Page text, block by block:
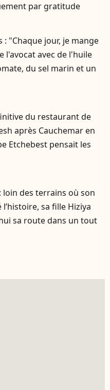
par gratitude
: "Chaque jour, je mange
l'avocat avec de l'huile
du sel marin et un
du restaurant de
après Cauchemar en
Etchebest pensait les
loin des terrains où son
sa fille Hiziya
sa route dans un tout